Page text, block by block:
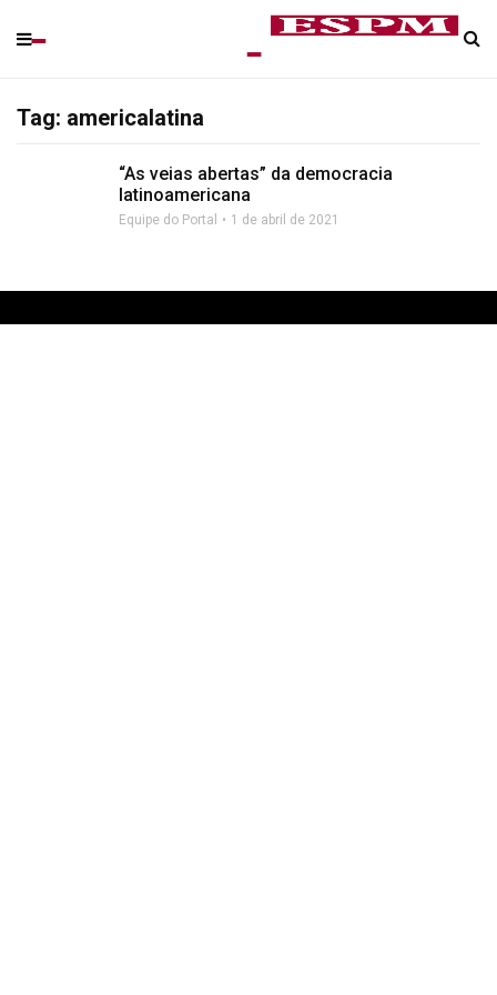
Tag: americalatina
“As veias abertas” da democracia
latinoamericana
Equipe do Portal 1 de abril de 2021